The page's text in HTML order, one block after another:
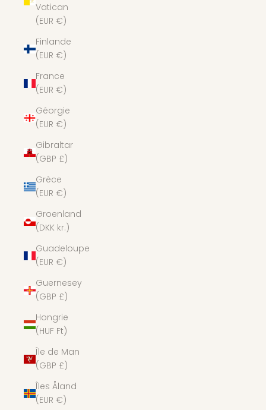
Vatican
(EUR €)
Finlande
(EUR €)
France
(EUR €)
Géorgie
(EUR €)
Gibraltar
(GBP £)
Grèce
(EUR €)
Groenland
(DKK kr.)
Guadeloupe
(EUR €)
Guernesey
(GBP £)
Hongrie
(HUF Ft)
Île de Man
(GBP £)
Îles Åland
(EUR €)